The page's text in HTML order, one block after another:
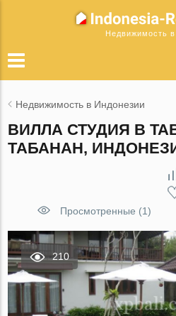
Недвижимость
Недвижимость в Индонезии
ВИЛЛА СТУДИЯ В
ТАБАНАН,
Просмотренные (1)
210